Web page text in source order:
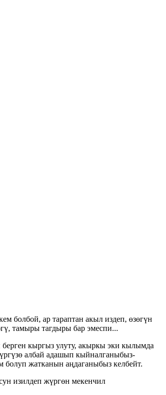
болбой, ар тараптан акыл издеп, өзөгүн
тамыры тагдыры бар эмеспи...
кыргыз улуту, акыркы эки кылымда
албай адашып кыйналганыбыз-
болуп жатканын аңдаганыбыз келбейт.
изилдеп жүргөн мекенчил